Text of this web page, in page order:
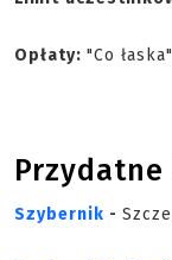
Opłaty: "Co łaska"
Szybernik -